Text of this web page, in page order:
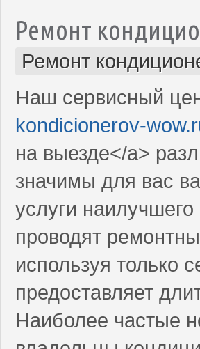
Ремонт
Ремонт
Наш сервисный
kondicionerov-
на выезде</a>
значимы для вас
услуги
проводят
используя только
предоставляет
Наиболее частые